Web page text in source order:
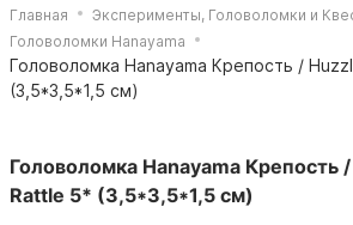
Главная
Эксперименты, Головоломки и
Головоломки Hanayama
Головоломка Hanayama Крепость /
(3,5*3,5*1,5 см)
Головоломка Hanayama Крепость
Rattle 5* (3,5*3,5*1,5 см)